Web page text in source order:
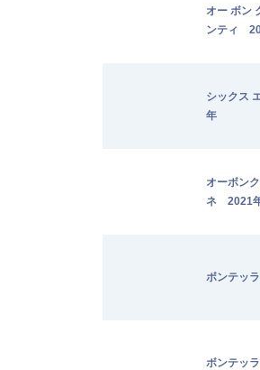
オー ボン
ンティ
シックス
年
オーボン
ネ 2021
ボンテッ
ボンテッ